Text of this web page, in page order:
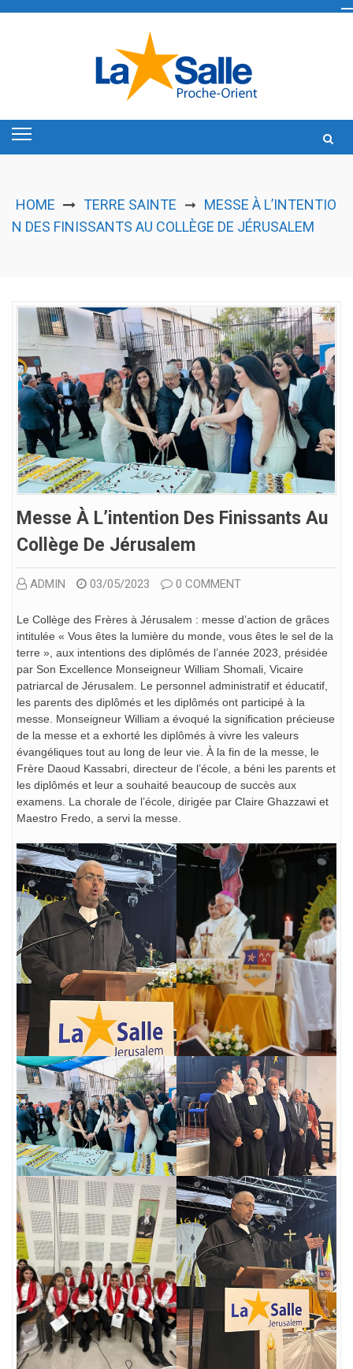
HOME TERRE SAINTE ➞ MESSE À L’INTENTIO
N DES FINISSANTS AU COLLÈGE DE JÉRUSALEM
Messe À L’intention Des Finissants Au
Collège De Jérusalem
ADMIN 03/05/2023 0 COMMENT
Le Collège des Frères à Jérusalem : messe d’action de grâces
intitulée « Vous êtes la lumière du monde, vous êtes le sel de la
terre », aux intentions des diplômés de l’année 2023, présidée
par Son Excellence Monseigneur William Shomali, Vicaire
patriarcal de Jérusalem. Le personnel administratif et éducatif,
les parents des diplômés et les diplômés ont participé à la
messe. Monseigneur William a évoqué la signification précieuse
de la messe et a exhorté les diplômés à vivre les valeurs
évangéliques tout au long de leur vie. À la fin de la messe, le
Frère Daoud Kassabri, directeur de l’école, a béni les parents et
les diplômés et leur a souhaité beaucoup de succès aux
examens. La chorale de l’école, dirigée par Claire Ghazzawi et
Maestro Fredo, a servi la messe.